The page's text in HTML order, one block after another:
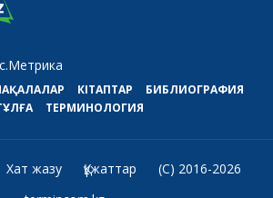
КІТАПТАР
БИБЛИОГРАФИЯ
ТЕРМИНОЛОГИЯ
Хат жазу Құжаттар
(C) 2016-2026